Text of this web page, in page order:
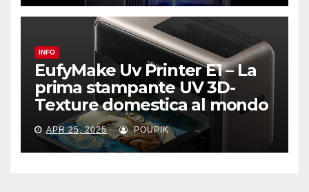
INFO
EufyMake Uv Printer E1 – La
prima stampante UV 3D-
Texture domestica al mondo
APR 25, 2025 POUPIK